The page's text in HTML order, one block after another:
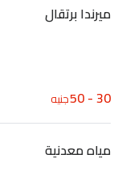
ميرندا برتقال
30 - 50 جنيه
مياه معدنية